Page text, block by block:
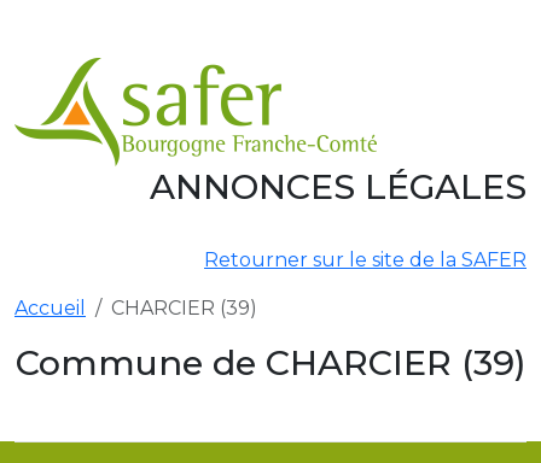
Aller au contenu principal
ANNONCES LÉGALES
Retourner sur le site de la SAFER
Accueil CHARCIER (39)
Commune de CHARCIER (39)